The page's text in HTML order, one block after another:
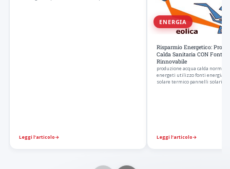
Leggi l’articolo→
ENERGIA
Risparmio Energetico:
Calda Sanitaria CON Fonti
Rinnovabile
produzione acqua calda
energeti utilizzo fonti energia
solare termico pannelli solari
Leggi l’articolo→